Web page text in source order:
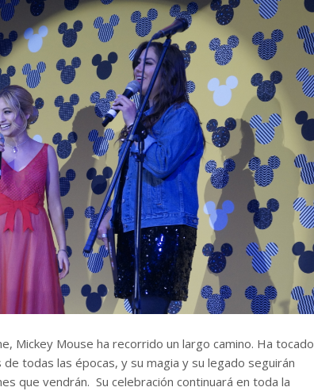
Mickey Mouse ha recorrido un largo camino. Ha tocado
todas las épocas, y su magia y su legado seguirán
que vendrán. Su celebración continuará en toda la